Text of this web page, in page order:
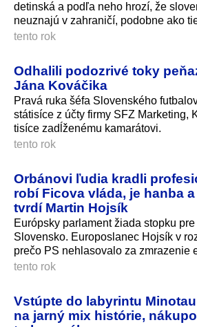
detinská a podľa neho hrozí, že
neuznajú v zahraničí, podobne ako
tento rok
Odhalili podozrivé toky
Jána Kováčika
Pravá ruka šéfa Slovenského
státisíce z účty firmy SFZ Marketing,
tisíce zadĺženému kamarátovi.
tento rok
Orbánovi ľudia kradli
robí Ficova vláda, je hanba
tvrdí Martin Hojsík
Európsky parlament žiada stopku
Slovensko. Europoslanec Hojsík v
prečo PS nehlasovalo za zmrazenie
tento rok
Vstúpte do labyrintu
na jarný mix histórie,